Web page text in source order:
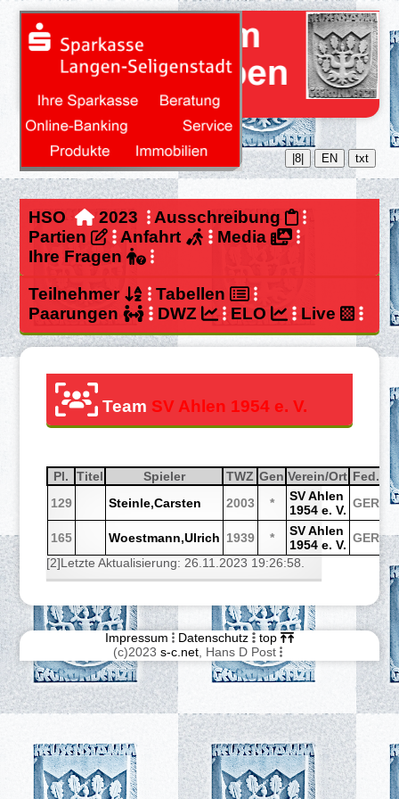
|8| EN txt
HSO 2023
Ausschreibung
Partien
Anfahrt
Media
Ihre Fragen
Teilnehmer
Tabellen
Paarungen
DWZ ELO Live
Team SV Ahlen 1954 e. V.
Pl.
Sortiere aufsteigend nach
Pl. Titel
Sortiere aufsteigend nach
Titel SpielerSortiere aufsteigend nach
Spieler TWZ
Sortiere aufsteigend nach
TWZ Gen
Sortiere aufsteigend
Gen Verein/Ort
Sortiere
Verein/Ort Fed.
Fed. SS
129
Steinle,Carsten 2003 *
SV Ahlen
1954 e. V. GER 3
165 Woestmann,Ulrich 1939 *
SV Ahlen
1954 e. V. GER 2
[2]Letzte Aktualisierung: 26.11.2023 19:26:58.
Impressum Datenschutz
top
(c)2023 s-c.net, Hans D Post